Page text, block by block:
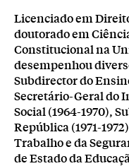
Licenciado em
doutorado em
Constitucional na
desempenhou
Subdirector do
Secretário-Geral do
Social (1964-1970),
República (1971-
Trabalho e da
de Estado da